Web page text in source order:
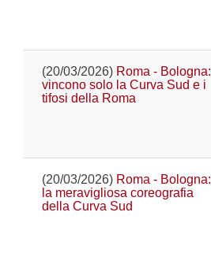
(20/03/2026) Roma - Bologna:
vincono solo la Curva Sud e i
tifosi della Roma
(20/03/2026) Roma - Bologna:
la meravigliosa coreografia
della Curva Sud